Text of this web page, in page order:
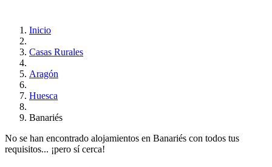
Inicio
Casas Rurales
Aragón
Huesca
Banariés
No se han encontrado alojamientos en Banariés con todos tus
requisitos... ¡pero sí cerca!